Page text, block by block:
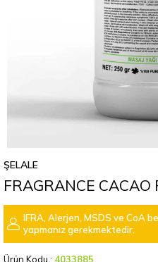
ŞELALE
FRAGRANCE CACAO
IFRA, Alerjen, MSDS ve CoA
yapmanız gerekmektedir.
Ürün Kodu : 4033885